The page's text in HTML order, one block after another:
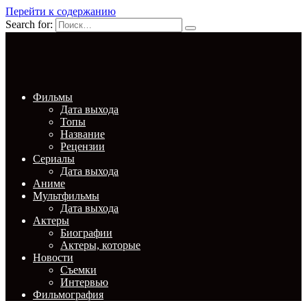
Перейти к содержанию
Search for:
Фильмы
Дата выхода
Топы
Название
Рецензии
Сериалы
Дата выхода
Аниме
Мультфильмы
Дата выхода
Актеры
Биографии
Актеры, которые
Новости
Съемки
Интервью
Фильмография